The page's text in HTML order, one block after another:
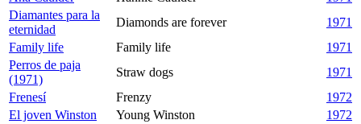
Diamantes para la
eternidad
Diamonds are forever
1971
Family life
Family life
1971
Perros de paja
(1971)
Straw dogs
1971
Frenesí
Frenzy
1972
El joven Winston
Young Winston
1972